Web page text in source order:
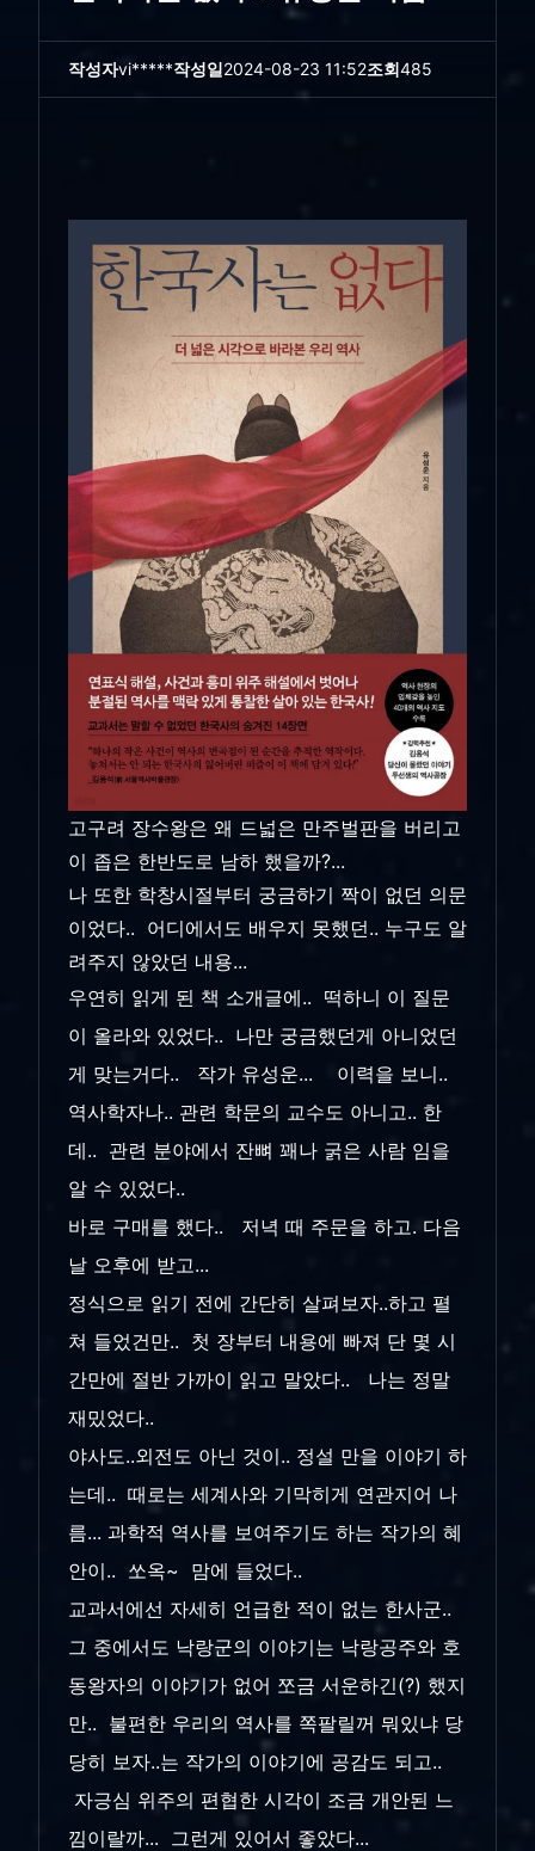
작성자vi*****작성일2024-08-23 11:52조회485
고구려 장수왕은 왜 드넓은 만주벌판을 버리고
이 좁은 한반도로 남하 했을까?...
나 또한 학창시절부터 궁금하기 짝이 없던 의문
이었다.. 어디에서도 배우지 못했던.. 누구도 알
려주지 않았던 내용...
우연히 읽게 된 책 소개글에.. 떡하니 이 질문
이 올라와 있었다.. 나만 궁금했던게 아니었던
게 맞는거다.. 작가 유성운... 이력을 보니..
역사학자나.. 관련 학문의 교수도 아니고.. 한
데.. 관련 분야에서 잔뼈 꽤나 굵은 사람 임을
알 수 있었다..
바로 구매를 했다.. 저녁 때 주문을 하고. 다음
날 오후에 받고...
정식으로 읽기 전에 간단히 살펴보자..하고 펼
쳐 들었건만.. 첫 장부터 내용에 빠져 단 몇 시
간만에 절반 가까이 읽고 말았다.. 나는 정말
재밌었다..
야사도..외전도 아닌 것이.. 정설 만을 이야기 하
는데.. 때로는 세계사와 기막히게 연관지어 나
름... 과학적 역사를 보여주기도 하는 작가의 혜
안이.. 쏘옥~ 맘에 들었다..
교과서에선 자세히 언급한 적이 없는 한사군..
그 중에서도 낙랑군의 이야기는 낙랑공주와 호
동왕자의 이야기가 없어 쪼금 서운하긴(?) 했지
만.. 불편한 우리의 역사를 쪽팔릴꺼 뭐있냐 당
당히 보자..는 작가의 이야기에 공감도 되고..
자긍심 위주의 편협한 시각이 조금 개안된 느
낌이랄까... 그런게 있어서 좋았다...